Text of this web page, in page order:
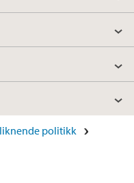
politikk